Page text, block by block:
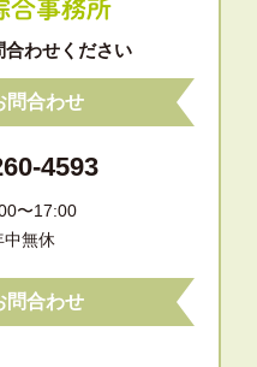
合わせください
問合わせ
4593
〜17:00
中無休
問合わせ